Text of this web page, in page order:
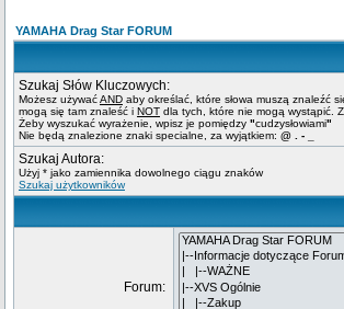
YAMAHA Drag Star FORUM
Szukaj Słów Kluczowych:
Możesz używaćAND aby określać, które słowa muszą znaleźć
mogą się tam znaleść i NOT dla tych, które nie mogą wystąpić.
Żeby wyszukać wyrażenie, wpisz je pomiędzy "cudzysłowiami"
Nie będą znalezione znaki specialne, za wyjątkiem: @ . - _
Szukaj Autora:
Użyj * jako zamiennika dowolnego ciągu znaków
Szukaj użytkowników
Forum: